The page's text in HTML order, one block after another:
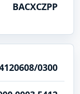
BACXCZPP
0300